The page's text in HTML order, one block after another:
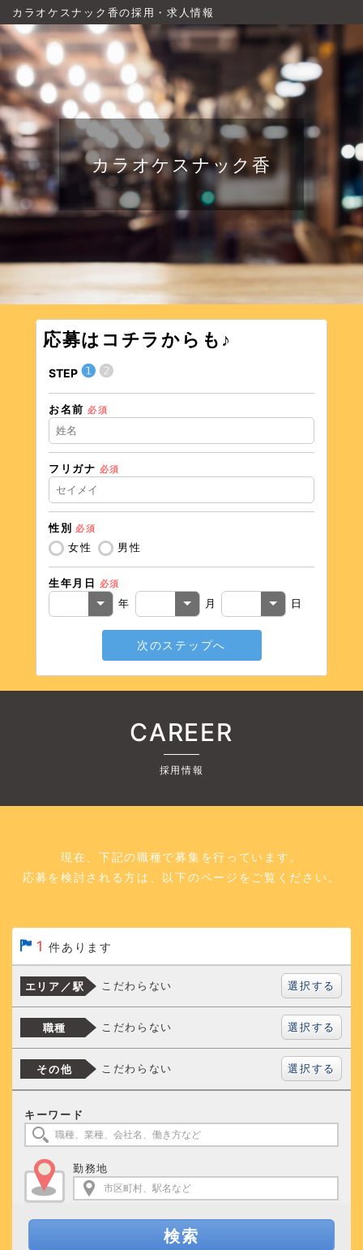
カラオケスナック香の採用・求人情報
カラオケスナック香
応募はコチラからも♪
STEP ❶❷
お名前 必須
フリガナ 必須
性別 必須
女性 男性
生年月日 必須
年 月 日
次のステップへ
CAREER
採用情報
現在、下記の職種で募集を行っています。
応募を検討される方は、以下のページをご覧ください。
1 件あります
エリア／駅 こだわらない 選択する
職種 こだわらない 選択する
その他 こだわらない 選択する
キーワード
勤務地
検索